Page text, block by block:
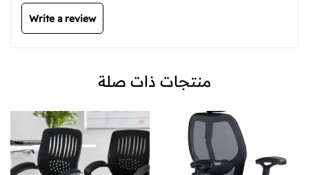
Write a review
منتجات ذات صلة